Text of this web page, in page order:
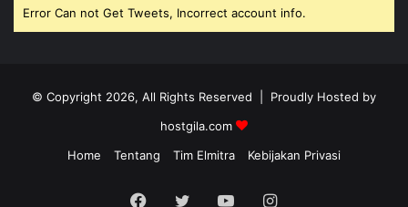
Error Can not Get Tweets, Incorrect account info.
© Copyright 2026, All Rights Reserved | Proudly Hosted by
hostgila.com
Home
Tentang Tim Elmitra Kebijakan Privasi
Facebook
TwitterYouTubeInstagram